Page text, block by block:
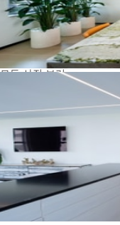
모든 사진 보기